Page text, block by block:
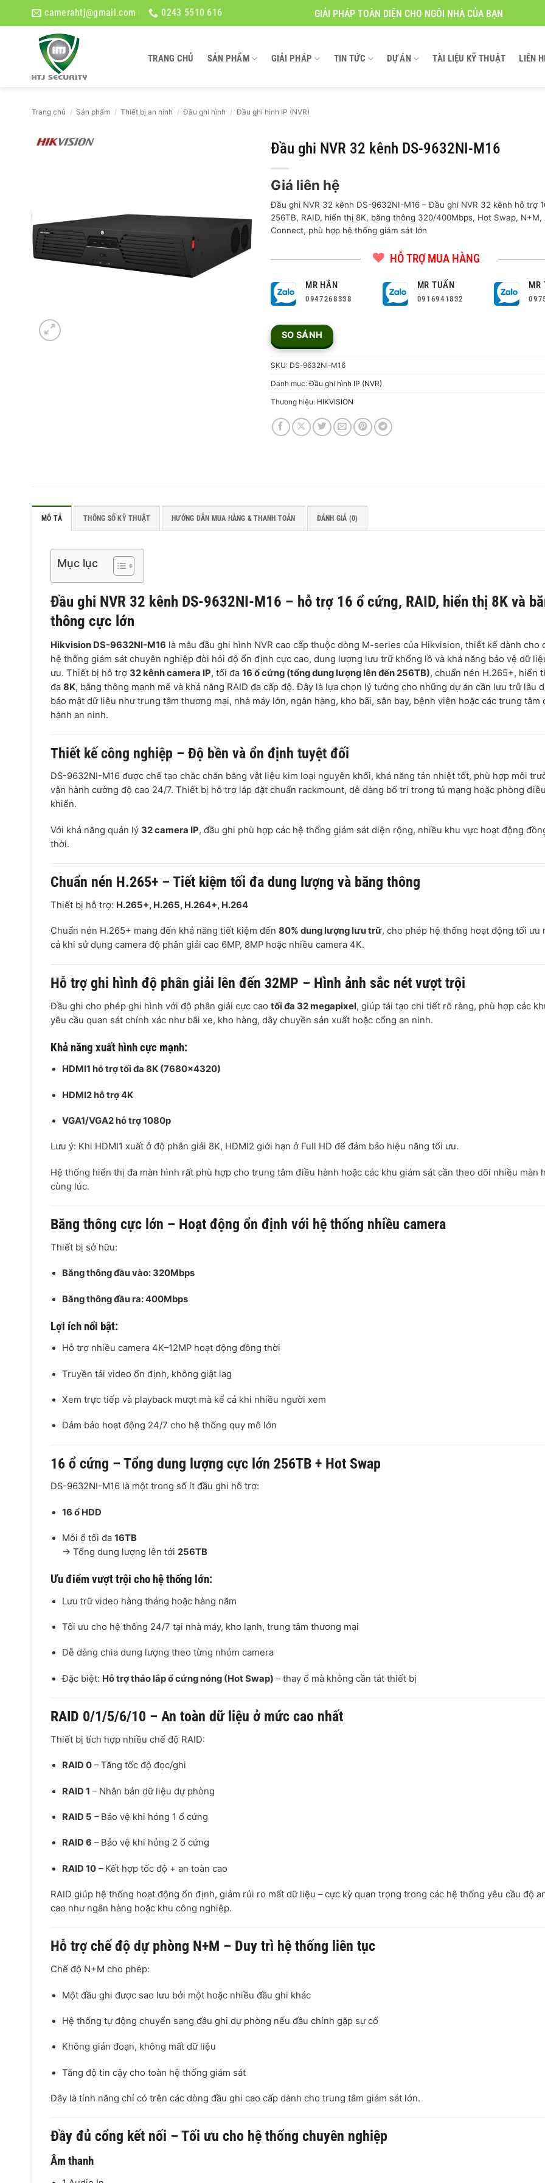
camerahtj@gmail.com 0243 5510 616 GIẢI PHÁP TOÀN DIỆN CHO NGÔI NHÀ CỦA BẠN
TRANG CHỦ SẢN PHẨM GIẢI PHÁP TIN TỨC DỰ ÁN TÀI LIỆU KỸ THUẬT LIÊN
Trang chủ / Sản phẩm / Thiết bị an ninh / Đầu ghi hình / Đầu ghi hình IP (NVR)
Đầu ghi NVR 32 kênh DS-9632NI-M16
Giá liên hệ
Đầu ghi NVR 32 kênh DS-9632NI-M16 – Đầu ghi NVR 32 kênh hỗ trợ
256TB, RAID, hiển thị 8K, băng thông 320/400Mbps, Hot Swap, N+M,
Connect, phù hợp hệ thống giám sát lớn
HỖ TRỢ MUA HÀNG
MR HÂN
0947268338
MR TUẤN
0916941832
MR
SO SÁNH
SKU: DS-9632NI-M16
Danh mục:Đầu ghi hình IP (NVR)
Thương hiệu: HIKVISION
MÔ TẢ THÔNG SỐ KỸ THUẬT HƯỚNG DẪN MUA HÀNG & THANH TOÁN ĐÁNH GIÁ (0)
Mục lục
Đầu ghi NVR 32 kênh DS-9632NI-M16 – hỗ trợ 16 ổ cứng, RAID, hiển thị 8K và
thông cực lớn
Hikvision DS-9632NI-M16 là mẫu đầu ghi hình NVR cao cấp thuộc dòng M-series của Hikvision, thiết kế dành cho
hệ thống giám sát chuyên nghiệp đòi hỏi độ ổn định cực cao, dung lượng lưu trữ khổng lồ và khả năng bảo vệ dữ
ưu. Thiết bị hỗ trợ 32 kênh camera IP, tối đa 16 ổ cứng (tổng dung lượng lên đến 256TB), chuẩn nén H.265+, hiển
đa 8K, băng thông mạnh mẽ và khả năng RAID đa cấp độ. Đây là lựa chọn lý tưởng cho những dự án cần lưu trữ lâu
bảo mật dữ liệu như trung tâm thương mại, nhà máy lớn, ngân hàng, kho bãi, sân bay, bệnh viện hoặc các trung tâm
hành an ninh.
Thiết kế công nghiệp – Độ bền và ổn định tuyệt đối
DS-9632NI-M16 được chế tạo chắc chắn bằng vật liệu kim loại nguyên khối, khả năng tản nhiệt tốt, phù hợp môi
vận hành cường độ cao 24/7. Thiết bị hỗ trợ lắp đặt chuẩn rackmount, dễ dàng bố trí trong tủ mạng hoặc phòng điều
khiển.
Với khả năng quản lý 32 camera IP, đầu ghi phù hợp các hệ thống giám sát diện rộng, nhiều khu vực hoạt động
thời.
Chuẩn nén H.265+ – Tiết kiệm tối đa dung lượng và băng thông
Thiết bị hỗ trợ: H.265+, H.265, H.264+, H.264
Chuẩn nén H.265+ mang đến khả năng tiết kiệm đến 80% dung lượng lưu trữ, cho phép hệ thống hoạt động tối ưu
cả khi sử dụng camera độ phân giải cao 6MP, 8MP hoặc nhiều camera 4K.
Hỗ trợ ghi hình độ phân giải lên đến 32MP – Hình ảnh sắc nét vượt trội
Đầu ghi cho phép ghi hình với độ phân giải cực cao tối đa 32 megapixel, giúp tái tạo chi tiết rõ ràng, phù hợp các
yêu cầu quan sát chính xác như bãi xe, kho hàng, dây chuyền sản xuất hoặc cổng an ninh.
Khả năng xuất hình cực mạnh:
HDMI1 hỗ trợ tối đa 8K (7680×4320)
HDMI2 hỗ trợ 4K
VGA1/VGA2 hỗ trợ 1080p
Lưu ý: Khi HDMI1 xuất ở độ phân giải 8K, HDMI2 giới hạn ở Full HD để đảm bảo hiệu năng tối ưu.
Hệ thống hiển thị đa màn hình rất phù hợp cho trung tâm điều hành hoặc các khu giám sát cần theo dõi nhiều màn
cùng lúc.
Băng thông cực lớn – Hoạt động ổn định với hệ thống nhiều camera
Thiết bị sở hữu:
Băng thông đầu vào: 320Mbps
Băng thông đầu ra: 400Mbps
Lợi ích nổi bật:
Hỗ trợ nhiều camera 4K–12MP hoạt động đồng thời
Truyền tải video ổn định, không giật lag
Xem trực tiếp và playback mượt mà kể cả khi nhiều người xem
Đảm bảo hoạt động 24/7 cho hệ thống quy mô lớn
16 ổ cứng – Tổng dung lượng cực lớn 256TB + Hot Swap
DS-9632NI-M16 là một trong số ít đầu ghi hỗ trợ:
16 ổ HDD
Mỗi ổ tối đa16TB
→ Tổng dung lượng lên tới256TB
Ưu điểm vượt trội cho hệ thống lớn:
Lưu trữ video hàng tháng hoặc hàng năm
Tối ưu cho hệ thống 24/7 tại nhà máy, kho lạnh, trung tâm thương mại
Dễ dàng chia dung lượng theo từng nhóm camera
Đặc biệt: Hỗ trợ tháo lắp ổ cứng nóng (Hot Swap) – thay ổ mà không cần tắt thiết bị
RAID 0/1/5/6/10 – An toàn dữ liệu ở mức cao nhất
Thiết bị tích hợp nhiều chế độ RAID:
RAID 0 – Tăng tốc độ đọc/ghi
RAID 1 – Nhân bản dữ liệu dự phòng
RAID 5 – Bảo vệ khi hỏng 1 ổ cứng
RAID 6 – Bảo vệ khi hỏng 2 ổ cứng
RAID 10 – Kết hợp tốc độ + an toàn cao
RAID giúp hệ thống hoạt động ổn định, giảm rủi ro mất dữ liệu – cực kỳ quan trọng trong các hệ thống yêu cầu độ
cao như ngân hàng hoặc khu công nghiệp.
Hỗ trợ chế độ dự phòng N+M – Duy trì hệ thống liên tục
Chế độ N+M cho phép:
Một đầu ghi được sao lưu bởi một hoặc nhiều đầu ghi khác
Hệ thống tự động chuyển sang đầu ghi dự phòng nếu đầu chính gặp sự cố
Không gián đoạn, không mất dữ liệu
Tăng độ tin cậy cho toàn hệ thống giám sát
Đây là tính năng chỉ có trên các dòng đầu ghi cao cấp dành cho trung tâm giám sát lớn.
Đầy đủ cổng kết nối – Tối ưu cho hệ thống chuyên nghiệp
Âm thanh